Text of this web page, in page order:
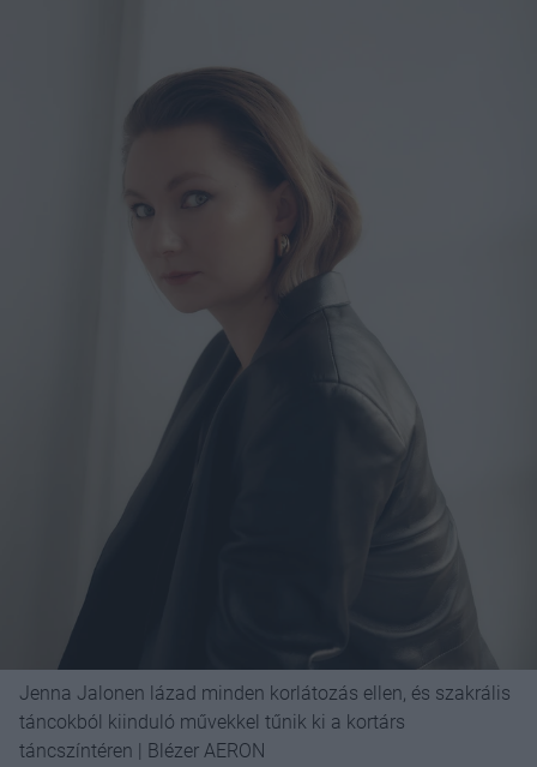
Jenna Jalonen lázad minden korlátozás ellen, és szakrális
táncokból kiinduló művekkel tűnik ki a kortárs
táncszíntéren | Blézer AERON